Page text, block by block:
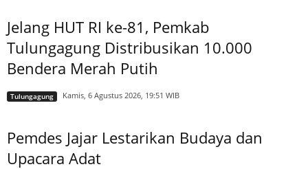
Jelang HUT RI ke-81, Pemkab
Tulungagung Distribusikan 10.000
Bendera Merah Putih
Tulungagung Kamis, 6 Agustus 2026, 19:51 WIB
Pemdes Jajar Lestarikan Budaya dan
Upacara Adat